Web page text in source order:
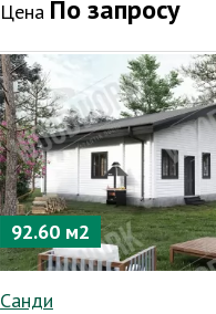
Цена По запросу
92.60 м2
Санди